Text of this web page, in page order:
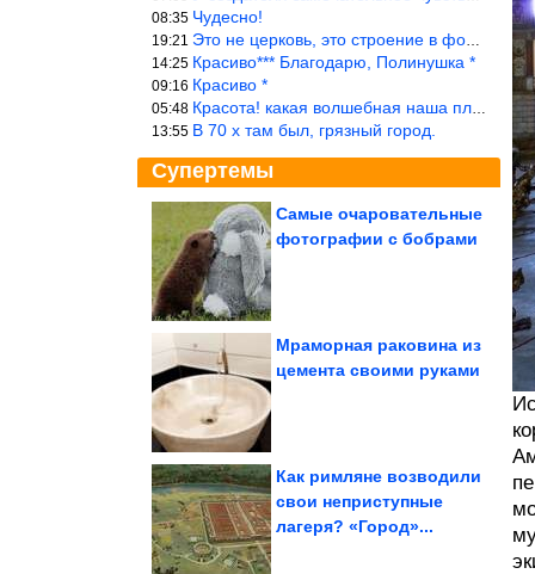
08:35 Чудесно!
19:21 Это не церковь, это строение в форме церкви.
14:25 Красиво*** Благодарю, Полинушка *
09:16 Красиво *
05:48 Красота! какая волшебная наша планета!… еще-бы, мы понимали это…
13:55 В 70 х там был, грязный город.
Супертемы
Самые толстые
Самые очаровательные
фотографии с бобрами
Мраморная раковина из
цемента своими руками
Как римляне возводили
свои неприступные
лагеря? «Город»...